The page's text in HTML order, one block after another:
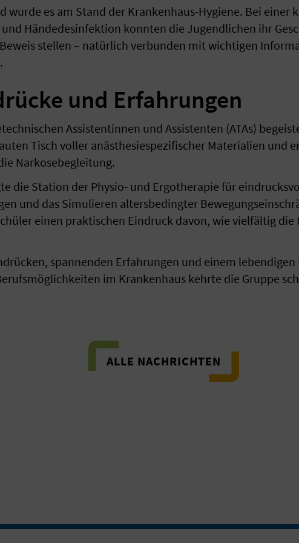
wurde es am Stand der Krankenhaus-Hygiene. Bei einer
Händedesinfektion konnten die Jugendlichen ihr
stellen – natürlich verbunden mit wichtigen
und Erfahrungen
Assistentinnen und Assistenten (ATAs)
Tisch voller anästhesiespezifischer Materialien und
Narkosebegleitung.
die Station der Physio- und Ergotherapie für
und das Simulieren altersbedingter
einen praktischen Eindruck davon, wie vielfältig
spannenden Erfahrungen und einem lebendigen
im Krankenhaus kehrte die Gruppe
ALLE NACHRICHTEN